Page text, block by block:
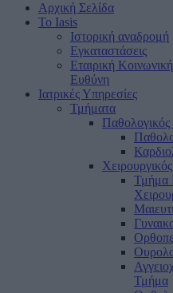
Αρχική Σελίδα
Το Iasis
Ιστορική αναδρομή
Εγκαταστάσεις
Εταιρική Κοινωνική
Ευθύνη
Ιατρικές Υπηρεσίες
Τμήματα
Τμήμα
Τμήμα